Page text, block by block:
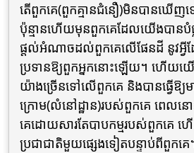
តើពួកគេ(ពួកគ្មានជំនឿ)មិនបានឃើញទ
ប៉ុន្មានហើយមុនពួកគេដែលយើងបានបំ
ផ្តល់អំណាចដល់ពួកគេលើផែនដី នូវអ្វី
ប្រទានឱ្យពួកអ្នកនោះឡើយ។ ហើយយើ
យ៉ាងច្រើនទៅលើពួកគេ និងបានធ្វើឱ្យម
ក្រោម(លំនៅដ្ឋាន)របស់ពួកគេ ពេលន
គេដោយសារតែបាបកម្មរបស់ពួកគេ
ប្រជាជាតិមួយផ្សេងទៀតបន្ទាប់ពីពួកគេ